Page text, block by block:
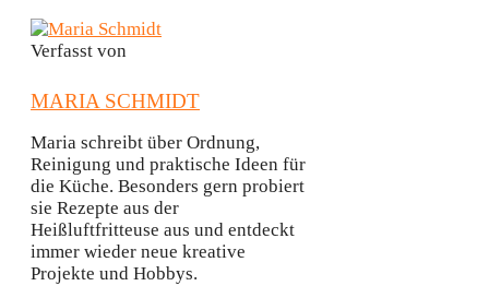
Verfasst von
MARIA SCHMIDT
Maria schreibt über Ordnung,
Reinigung und praktische Ideen für
die Küche. Besonders gern probiert
sie Rezepte aus der
Heißluftfritteuse aus und entdeckt
immer wieder neue kreative
Projekte und Hobbys.